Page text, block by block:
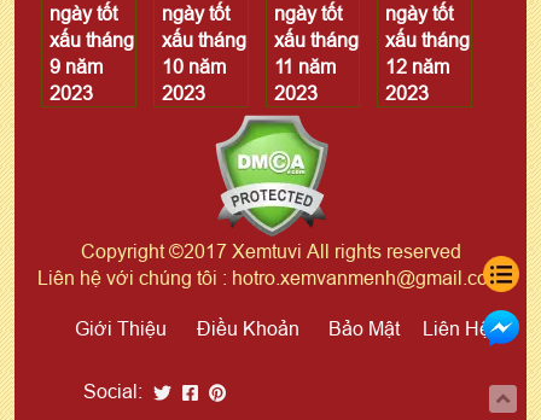
ngày tốt
xấu tháng
9 năm
2023
ngày tốt
xấu tháng
10 năm
2023
ngày tốt
xấu tháng
11 năm
2023
ngày tốt
xấu tháng
12 năm
2023
Copyright ©2017 Xemtuvi All rights reserved
Liên hệ với chúng tôi : hotro.xemvanmenh@gmail.com
Giới Thiệu Điều Khoản Bảo Mật Liên Hệ
Social: